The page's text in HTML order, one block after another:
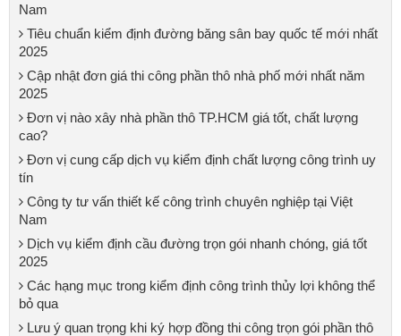
Nam
Tiêu chuẩn kiểm định đường băng sân bay quốc tế mới nhất
2025
Cập nhật đơn giá thi công phần thô nhà phố mới nhất năm
2025
Đơn vị nào xây nhà phần thô TP.HCM giá tốt, chất lượng
cao?
Đơn vị cung cấp dịch vụ kiểm định chất lượng công trình uy
tín
Công ty tư vấn thiết kế công trình chuyên nghiệp tại Việt
Nam
Dịch vụ kiểm định cầu đường trọn gói nhanh chóng, giá tốt
2025
Các hạng mục trong kiểm định công trình thủy lợi không thể
bỏ qua
Lưu ý quan trọng khi ký hợp đồng thi công trọn gói phần thô